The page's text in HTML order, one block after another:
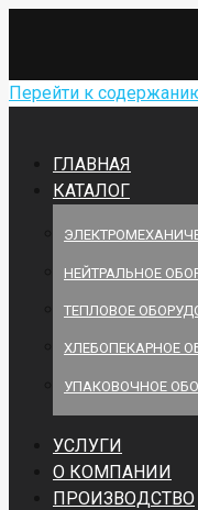
Перейти к
ГЛАВНАЯ
КАТАЛОГ
НЕЙТРАЛЬНОЕ
ТЕПЛОВОЕ
ХЛЕБОПЕКАРНОЕ
УПАКОВОЧНОЕ
УСЛУГИ
О КОМПАНИИ
ПРОИЗВОДСТВО